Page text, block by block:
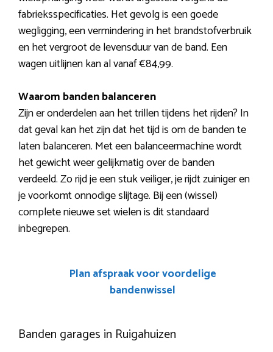
fabrieksspecificaties. Het gevolg is een goede
wegligging, een vermindering in het brandstofverbruik
en het vergroot de levensduur van de band. Een
wagen uitlijnen kan al vanaf €84,99.
Waarom banden balanceren
Zijn er onderdelen aan het trillen tijdens het rijden? In
dat geval kan het zijn dat het tijd is om de banden te
laten balanceren. Met een balanceermachine wordt
het gewicht weer gelijkmatig over de banden
verdeeld. Zo rijd je een stuk veiliger, je rijdt zuiniger en
je voorkomt onnodige slijtage. Bij een (wissel)
complete nieuwe set wielen is dit standaard
inbegrepen.
Plan afspraak voor voordelige
bandenwissel
Banden garages in Ruigahuizen